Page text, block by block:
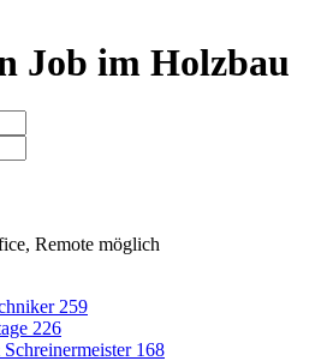
Job im Holzbau
Remote möglich
259
226
168